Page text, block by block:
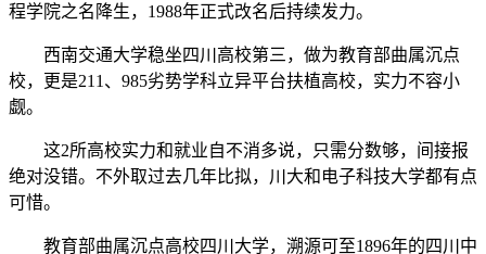
程学院之名降生，1988年正式改名后持续发力。
西南交通大学稳坐四川高校第三，做为教育部曲属沉点
校，更是211、985劣势学科立异平台扶植高校，实力不容小
觑。
这2所高校实力和就业自不消多说，只需分数够，间接报
绝对没错。不外取过去几年比拟，川大和电子科技大学都有点
可惜。
教育部曲属沉点高校四川大学，溯源可至1896年的四川中